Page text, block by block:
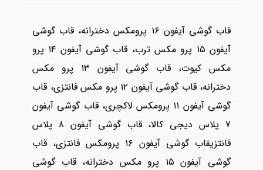
قاب گوشی آیفون ۱۶ پرومکس دخترانه، قاب گوشی
آیفون ۱۵ پرو مکس ترب، قاب گوشی آیفون ۱۴ پرو
مکس کیوت، قاب گوشی آیفون ۱۳ پرو مکس
دخترانه، قاب گوشی آیفون ۱۲ پرو مکس فانتزی، قاب
گوشی آیفون ۱۱ پرومکس لاکچری، قاب گوشی آیفون
۷ پلاس دیجی کالا، قاب گوشی آیفون ۸ پلاس
فانتزیقاب گوشی آیفون ۱۶ پرومکس فانتزی، قاب
گوشی آیفون ۱۵ پرو مکس دخترانه، قاب گوشی